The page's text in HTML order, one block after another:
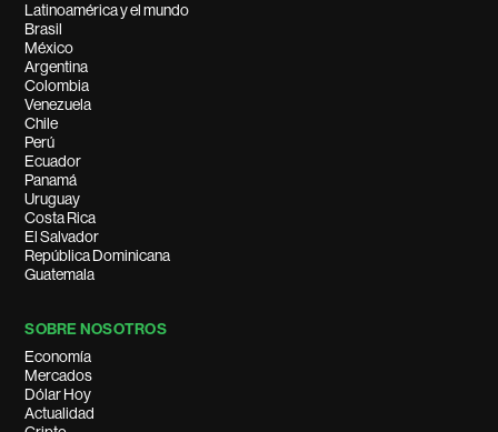
Latinoamérica y el mundo
Brasil
México
Argentina
Colombia
Venezuela
Chile
Perú
Ecuador
Panamá
Uruguay
Costa Rica
El Salvador
República Dominicana
Guatemala
SOBRE NOSOTROS
Economía
Mercados
Dólar Hoy
Actualidad